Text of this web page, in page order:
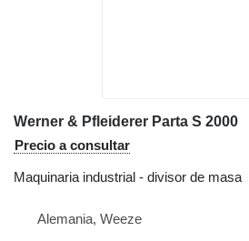
Werner & Pfleiderer Parta S 2000
Precio a consultar
Maquinaria industrial - divisor de masa
Alemania, Weeze